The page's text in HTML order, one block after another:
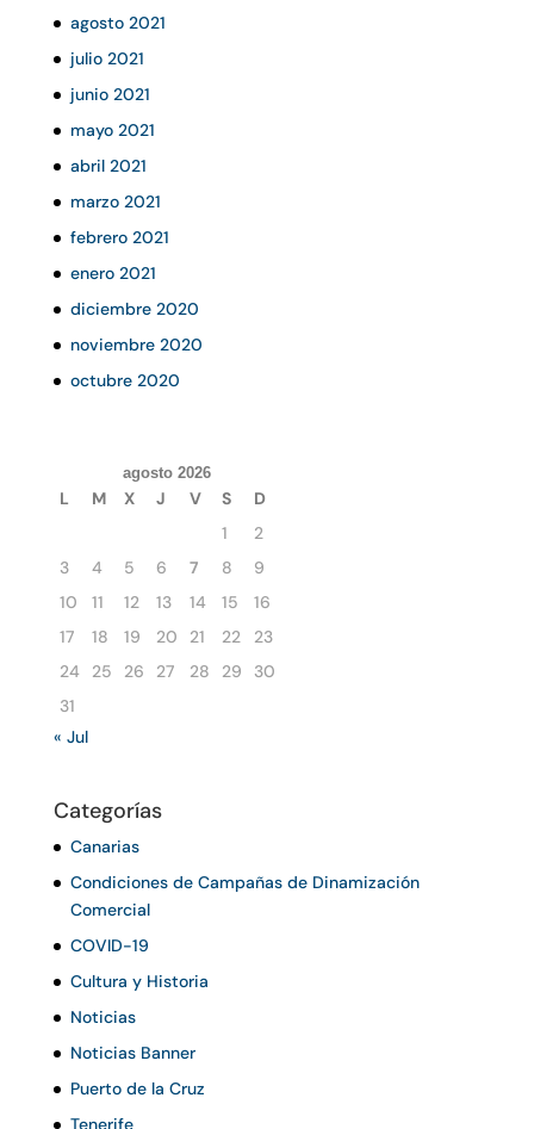
agosto 2021
julio 2021
junio 2021
mayo 2021
abril 2021
marzo 2021
febrero 2021
enero 2021
diciembre 2020
noviembre 2020
octubre 2020
agosto 2026
L M X J V S
D
1
2
3
4 5 6 7 8
9
10
11 12 13 14 15
16
17
18 19 20 21 22
23
24
25 26 27 28 29
30
31
« Jul
Categorías
Canarias
Condiciones de Campañas de Dinamización
Comercial
COVID-19
Cultura y Historia
Noticias
Noticias Banner
Puerto de la Cruz